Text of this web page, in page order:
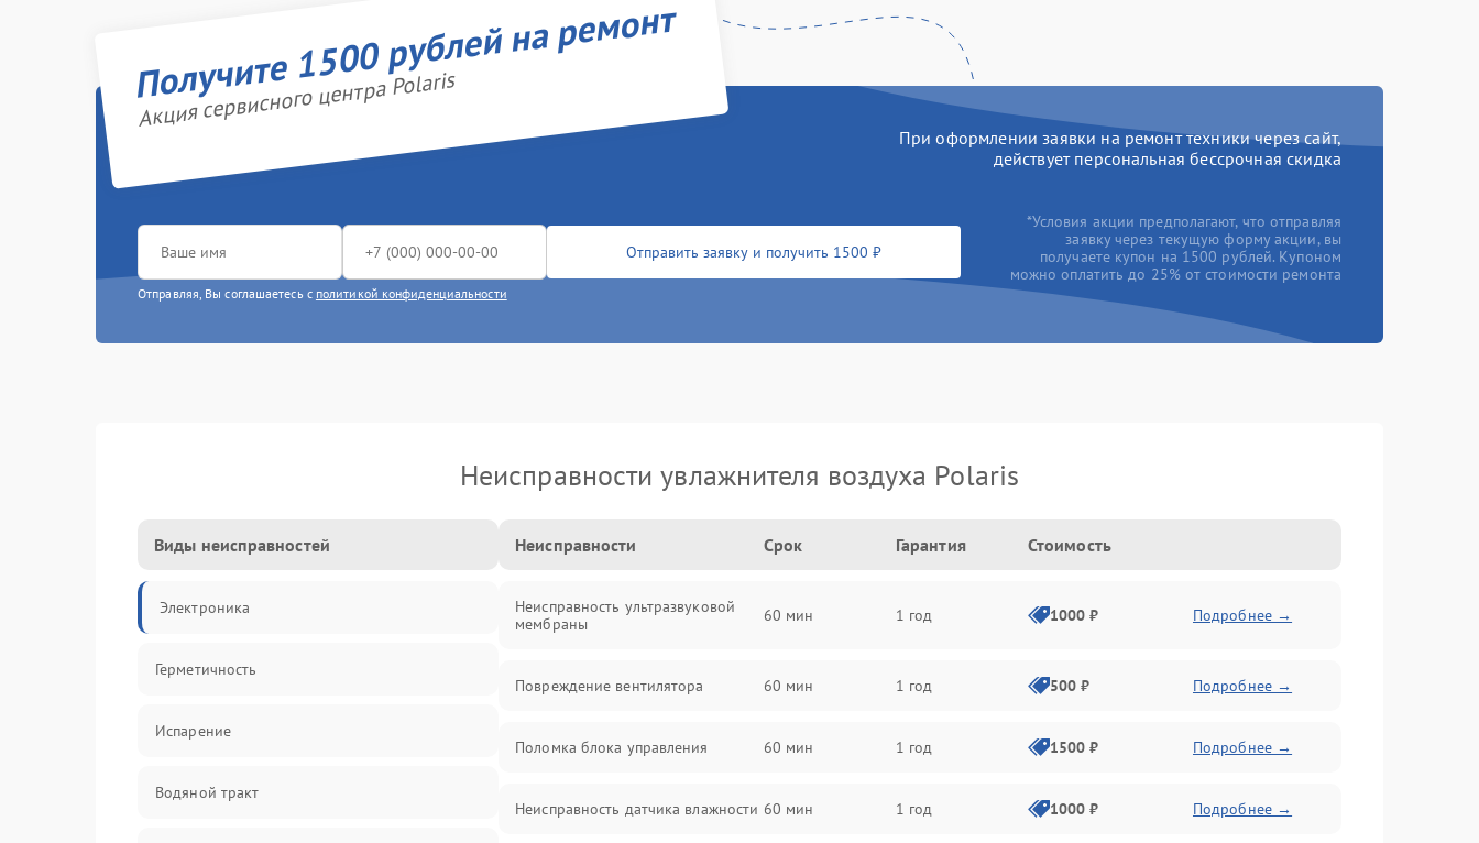
Получите 1500 рублей на ремонт
Акция сервисного центра Polaris
При оформлении заявки на ремонт техники через сайт,
действует персональная бессрочная скидка
Отправить заявку и получить 1500 ₽
Отправляя, Вы соглашаетесь с политикой конфиденциальности
*Условия акции предполагают, что отправляя
заявку через текущую форму акции, вы
получаете купон на 1500 рублей. Купоном
можно оплатить до 25% от стоимости ремонта
Неисправности увлажнителя воздуха Polaris
Виды неисправностей
Электроника
Герметичность
Испарение
Водяной тракт
Неисправности Срок Гарантия Стоимость
Неисправность ультразвуковой
мембраны
60 мин 1 год 1000 ₽ Подробнее →
Повреждение вентилятора 60 мин 1 год 500 ₽ Подробнее →
Поломка блока управления 60 мин 1 год 1500 ₽ Подробнее →
Неисправность датчика влажности 60 мин 1 год 1000 ₽ Подробнее →